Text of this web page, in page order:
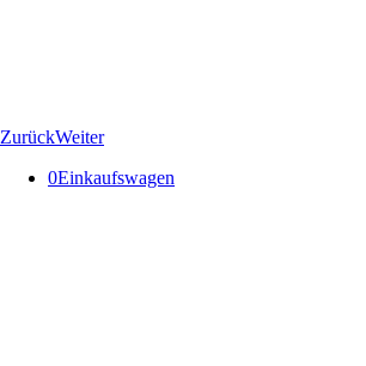
ZurückWeiter
0Einkaufswagen